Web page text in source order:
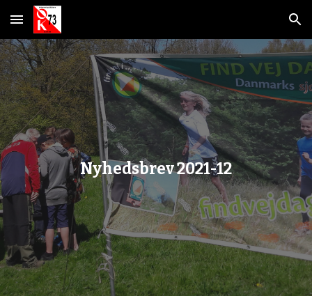
Skip to main content Skip to navigation
Nyhedsbrev 2021-12